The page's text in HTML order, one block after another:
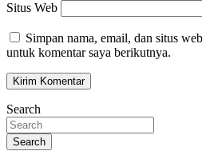
Situs Web
Simpan nama, email, dan situs
untuk komentar saya berikutnya.
Search
Search